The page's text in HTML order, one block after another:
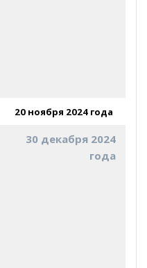
20 ноября 2024 года
30 декабря 2024
года